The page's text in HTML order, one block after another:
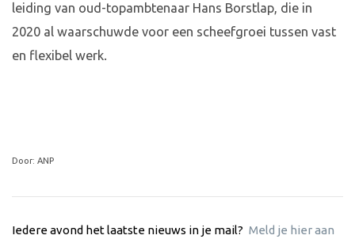
leiding van oud-topambtenaar Hans Borstlap, die in
2020 al waarschuwde voor een scheefgroei tussen vast
en flexibel werk.
Door: ANP
Iedere avond het laatste nieuws in je mail? Meld je hier aan